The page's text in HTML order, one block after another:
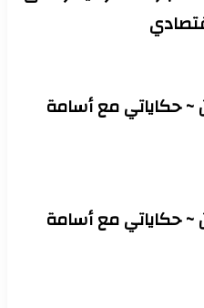
~ حكاياتي مع أسامة
~ حكاياتي مع أسامة